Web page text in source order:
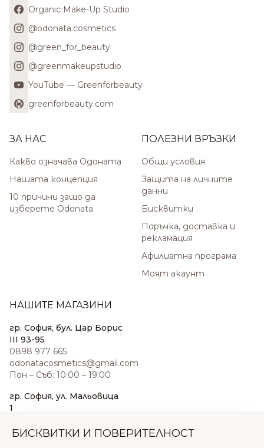
Organic Make-Up Studio
@odonata.cosmetics
@green_for_beauty
@greenmakeupstudio
YouTube — Greenforbeauty
greenforbeauty.com
ЗА НАС
Какво означава Одоната
Нашата концепция
10 причини защо да
изберете Odonata
ПОЛЕЗНИ ВРЪЗКИ
Общи условия
Защита на личните
данни
Бисквитки
Поръчка, доставка и
рекламация
Афилиатна програма
Моят акаунт
НАШИТЕ МАГАЗИНИ
гр. София, бул. Цар Борис
III 93-95
0898 977 665
odonatacosmetics@gmail.com
Пон – Съб: 10:00 – 19:00
гр. София, ул. Мальовица
1
sales@odonatacosmetics.com
БИСКВИТКИ И ПОВЕРИТЕЛНОСТ